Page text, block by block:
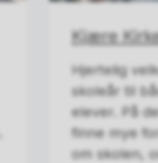
Kjære
Hjertelig
skoleår til
elever. På
finne mye
om skolen,